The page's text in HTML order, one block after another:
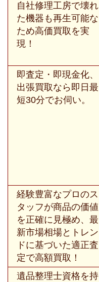
自社修理工房で壊れ
た機器も再生可能な
ため高価買取を実
現！
即査定・即現金化、
出張買取なら即日最
短30分でお伺い。
経験豊富なプロのス
タッフが商品の価値
を正確に見極め、最
新市場相場とトレン
ドに基づいた適正査
定で高額買取！
遺品整理士資格を持